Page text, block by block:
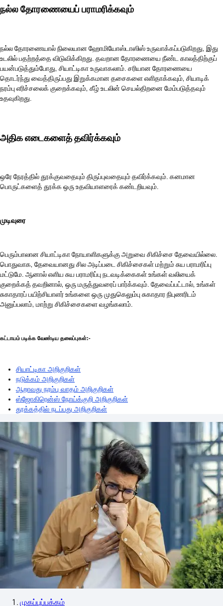
நல்ல தோரணையைப் பராமரிக்கவும்
நல்ல தோரணையால் நிலையான ஹோமியோஸ்டாஸிஸ் உருவாக்கப்படுகிறது, இது
உடலில் பதற்றத்தை விடுவிக்கிறது. தவறான தோரணையை நீண்ட காலத்திற்குப்
பயன்படுத்தும்போது, சியாட்டிகா உருவாகலாம். சரியான தோரணையை
தொடர்ந்து வைத்திருப்பது இறுக்கமான தசைகளை எளிதாக்கவும், சியாடிக்
நரம்பு எரிச்சலைக் குறைக்கவும், கீழ் உடலின் செயல்திறனை மேம்படுத்தவும்
உதவுகிறது.
அதிக எடைகளைத் தவிர்க்கவும்
ஒரே நேரத்தில் தூக்குவதையும் திருப்புவதையும் தவிர்க்கவும். கனமான
பொருட்களைத் தூக்க ஒரு உதவியாளரைக் கண்டறியவும்.
முடிவுரை
பெரும்பாலான சியாட்டிகா நோயாளிகளுக்கு அறுவை சிகிச்சை தேவையில்லை.
பொதுவாக, தேவையானது சில அடிப்படை சிகிச்சைகள் மற்றும் சுய பராமரிப்பு
மட்டுமே. ஆனால் எளிய சுய பராமரிப்பு நடவடிக்கைகள் உங்கள் வலியைக்
குறைக்கத் தவறினால், ஒரு மருத்துவரைப் பார்க்கவும். தேவைப்பட்டால், உங்கள்
சுகாதாரப் பயிற்சியாளர் உங்களை ஒரு முதுகெலும்பு சுகாதார நிபுணரிடம்
அனுப்பலாம், மாற்று சிகிச்சைகளை வழங்கலாம்.
கட்டாயம் படிக்க வேண்டிய தலைப்புகள்:-
சியாட்டிகா அறிகுறிகள்
நடுக்கம் அறிகுறிகள்
ஆறாவது நரம்பு வாதம் அறிகுறிகள்
ஸ்ஜோகிரென்ஸ் நோய்க்குறி அறிகுறிகள்
தூக்கத்தில் நடப்பது அறிகுறிகள்
முகப்புப்பக்கம்